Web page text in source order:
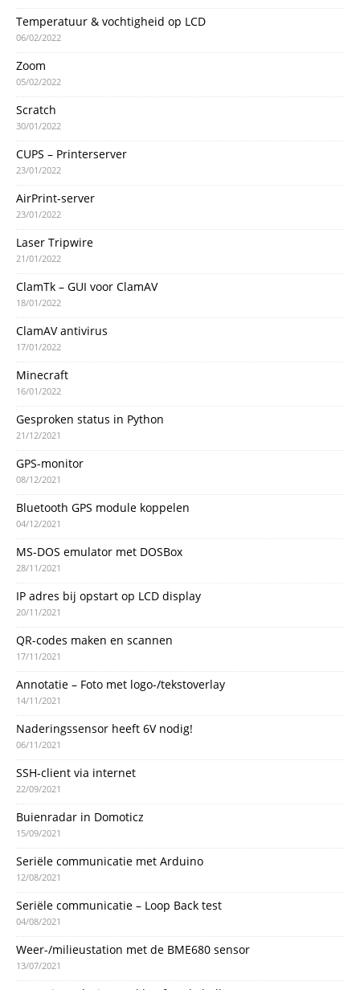
Temperatuur & vochtigheid op LCD
06/02/2022
Zoom
05/02/2022
Scratch
30/01/2022
CUPS – Printerserver
23/01/2022
AirPrint-server
23/01/2022
Laser Tripwire
21/01/2022
ClamTk – GUI voor ClamAV
18/01/2022
ClamAV antivirus
17/01/2022
Minecraft
16/01/2022
Gesproken status in Python
21/12/2021
GPS-monitor
08/12/2021
Bluetooth GPS module koppelen
04/12/2021
MS-DOS emulator met DOSBox
28/11/2021
IP adres bij opstart op LCD display
20/11/2021
QR-codes maken en scannen
17/11/2021
Annotatie – Foto met logo-/tekstoverlay
14/11/2021
Naderingssensor heeft 6V nodig!
06/11/2021
SSH-client via internet
22/09/2021
Buienradar in Domoticz
15/09/2021
Seriële communicatie met Arduino
12/08/2021
Seriële communicatie – Loop Back test
04/08/2021
Weer-/milieustation met de BME680 sensor
13/07/2021